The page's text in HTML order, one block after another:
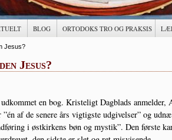
BLOG ORTODOKS TRO OG PRAKSIS
Jesus?
Jesus?
en bog. Kri­ste­ligt Dag­blads anmel­der,
”én af de sene­re års vig­tig­ste udgi­vel­ser” og
i øst­kir­kens bøn og mystik”. Den før­ste